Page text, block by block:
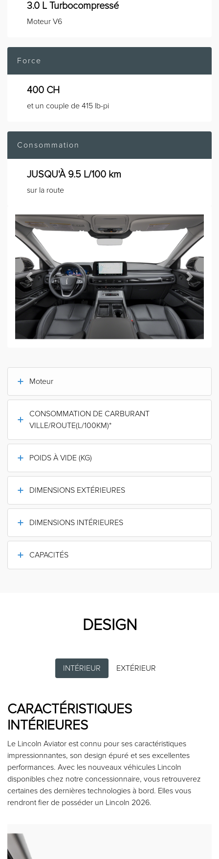
3.0 L Turbocompressé
Moteur V6
Force
400 CH
et un couple de 415 lb-pi
Consommation
JUSQU'À 9.5 L/100 km
sur la route
Previous Next
Moteur
CONSOMMATION DE CARBURANT
VILLE/ROUTE(L/100KM)*
POIDS À VIDE (KG)
DIMENSIONS EXTÉRIEURES
DIMENSIONS INTÉRIEURES
CAPACITÉS
DESIGN
INTÉRIEUR EXTÉRIEUR
CARACTÉRISTIQUES
INTÉRIEURES
Le Lincoln Aviator est connu pour ses caractéristiques
impressionnantes, son design épuré et ses excellentes
performances. Avec les nouveaux véhicules Lincoln
disponibles chez notre concessionnaire, vous retrouverez
certaines des dernières technologies à bord. Elles vous
rendront fier de posséder un Lincoln 2026.